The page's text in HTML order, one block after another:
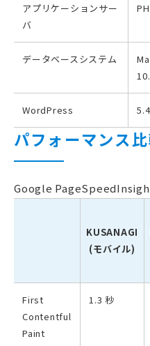
アプリケーションサー
バ
データベースシステム
WordPress
パフォーマンス
Google
KUSANAGI
(モバイル)
First
Contentful
Paint
1.3 秒